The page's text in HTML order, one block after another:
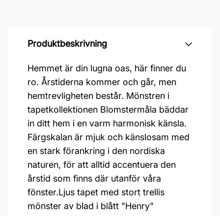
Produktbeskrivning
Hemmet är din lugna oas, här finner du
ro. Årstiderna kommer och går, men
hemtrevligheten består. Mönstren i
tapetkollektionen Blomstermåla bäddar
in ditt hem i en varm harmonisk känsla.
Färgskalan är mjuk och känslosam med
en stark förankring i den nordiska
naturen, för att alltid accentuera den
årstid som finns där utanför våra
fönster.Ljus tapet med stort trellis
mönster av blad i blått "Henry"